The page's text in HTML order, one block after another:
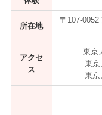
所在地
〒107-
アクセ
ス
東京
東京
東京